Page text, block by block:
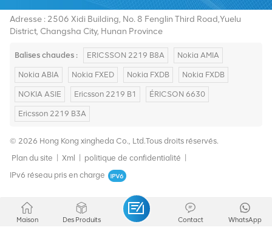
Adresse : 2506 Xidi Building, No. 8 Fenglin Third Road,Yuelu
District, Changsha City, Hunan Province
Balises chaudes : ERICSSON 2219 B8A Nokia AMIA
Nokia ABIA Nokia FXED Nokia FXDB Nokia FXDB
NOKIA ASIE Ericsson 2219 B1 ÉRICSON 6630
Ericsson 2219 B3A
© 2026 Hong Kong xingheda Co., Ltd.Tous droits réservés.
Plan du site
Xml politique de confidentialité
IPv6 réseau pris en charge
Maison Des Produits WhatsApp
Contact